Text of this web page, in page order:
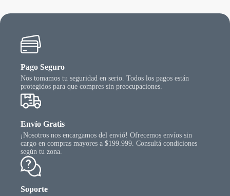
Pago Seguro
Nos tomamos tu seguridad en serio. Todos los pagos están
protegidos para que compres sin preocupaciones.
Envío Gratis
¡Nosotros nos encargamos del envió! Ofrecemos envíos sin
cargo en compras mayores a $199.999. Consultá condiciones
según tu zona.
Soporte